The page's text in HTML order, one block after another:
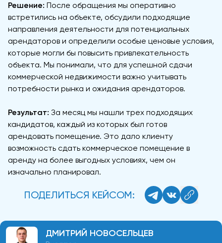
Решение: После обращения мы оперативно
встретились на объекте, обсудили подходящие
направления деятельности для потенциальных
арендаторов и определили особые ценовые условия,
которые могли бы повысить привлекательность
объекта. Мы понимали, что для успешной сдачи
коммерческой недвижимости важно учитывать
потребности рынка и ожидания арендаторов.
Результат: За месяц мы нашли трех подходящих
кандидатов, каждый из которых был готов
арендовать помещение. Это дало клиенту
возможность сдать коммерческое помещение в
аренду на более выгодных условиях, чем он
изначально планировал.
ПОДЕЛИТЬСЯ КЕЙСОМ:
ДМИТРИЙ НОВОСЕЛЬЦЕВ